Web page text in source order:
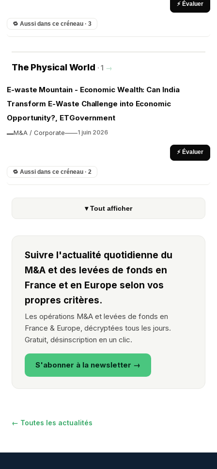
⚡ Évaluer
🔁 Aussi dans ce créneau · 3
The Physical World · 1 →
E-waste Mountain - Economic Wealth: Can India
Transform E-Waste Challenge into Economic
Opportunity?, ETGovernment
M&A / Corporate
— ——1 juin 2026
⚡ Évaluer
🔁 Aussi dans ce créneau · 2
▾ Tout afficher
Suivre l'actualité quotidienne du
M&A et des levées de fonds en
France et en Europe selon vos
propres critères.
Les opérations M&A et levées de fonds en
France & Europe, décryptées tous les jours.
Gratuit, désinscription en un clic.
S'abonner à la newsletter →
← Toutes les actualités